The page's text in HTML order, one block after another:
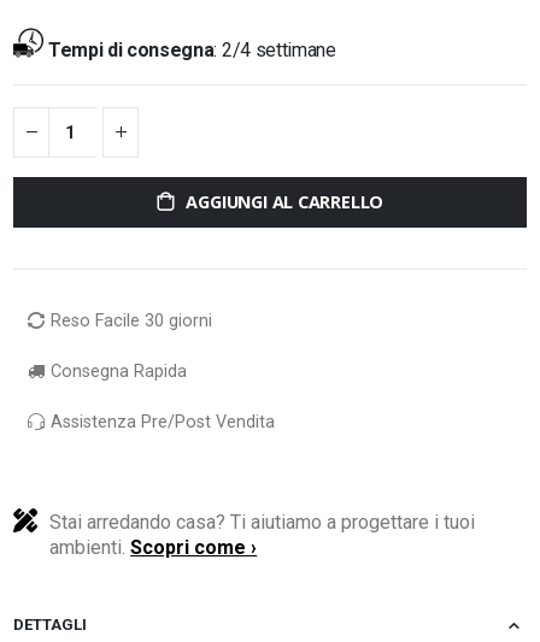
Tempi di consegna: 2/4 settimane
AGGIUNGI AL CARRELLO
Reso Facile 30 giorni
Consegna Rapida
Assistenza Pre/Post Vendita
Stai arredando casa? Ti aiutiamo a progettare i tuoi
ambienti.Scopri come ›
DETTAGLI